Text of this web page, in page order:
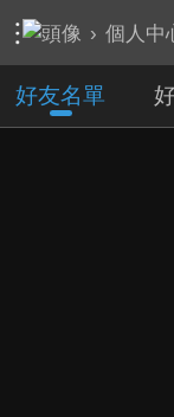
› 個人中
好友名單